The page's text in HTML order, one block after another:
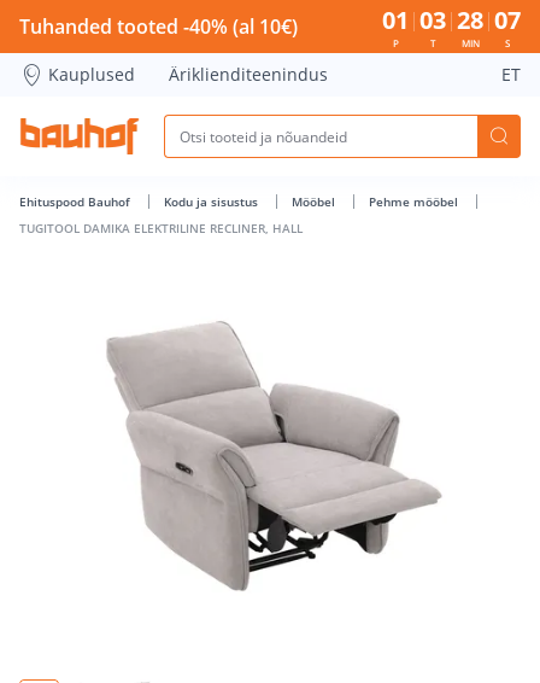
TUGITOOL DAMIKA ELEKTRILINE RECLINER, HALL - Bauhof
Tuhanded tooted -40% (al 10€) 01
P
03
T
28
MIN
07
S
Kauplused Äriklienditeenindus ET
Ehituspood Bauhof Kodu ja sisustus Mööbel
Pehme mööbel
TUGITOOL DAMIKA ELEKTRILINE RECLINER, HALL